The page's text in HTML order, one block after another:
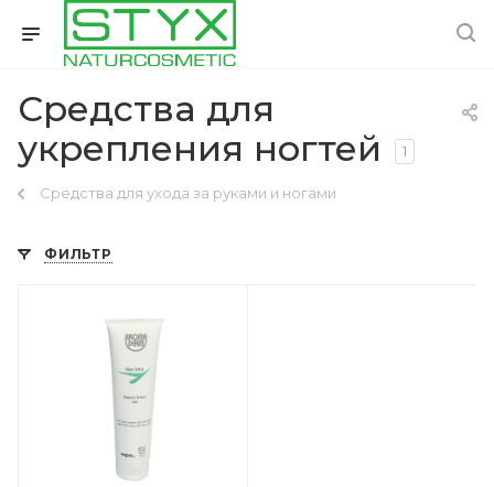
Средства для
укрепления ногтей
1
Средства для ухода за руками и ногами
ФИЛЬТР